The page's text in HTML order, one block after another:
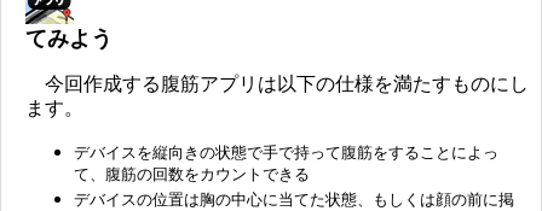
てみよう
今回作成する腹筋アプリは以下の仕様を満たすものにし
ます。
デバイスを縦向きの状態で手で持って腹筋をすることによっ
て、腹筋の回数をカウントできる
デバイスの位置は胸の中心に当てた状態、もしくは顔の前に掲